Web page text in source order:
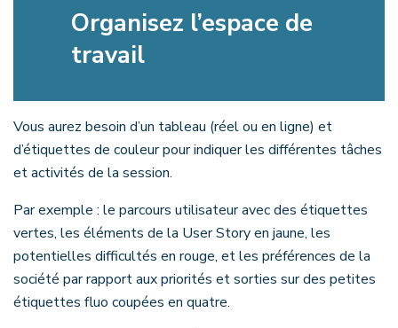
Organisez l’espace de
travail
Vous aurez besoin d’un tableau (réel ou en ligne) et
d’étiquettes de couleur pour indiquer les différentes tâches
et activités de la session.
Par exemple : le parcours utilisateur avec des étiquettes
vertes, les éléments de la User Story en jaune, les
potentielles difficultés en rouge, et les préférences de la
société par rapport aux priorités et sorties sur des petites
étiquettes fluo coupées en quatre.